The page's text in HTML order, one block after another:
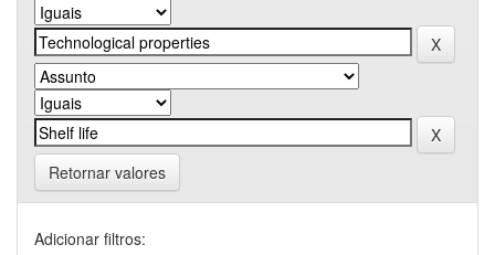
Retornar valores
Adicionar filtros: